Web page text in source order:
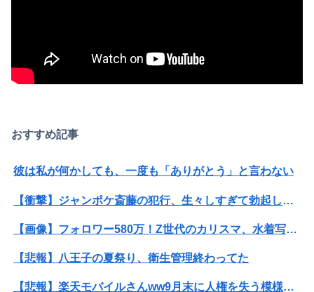
おすすめ記事
彼は私が何かしても、一度も「ありがとう」と言わない
【衝撃】ジャンポケ斎藤の犯行、生々しすぎて勃起してしまうレベルｗｗｗｗｗ
【画像】フォロワー580万！Z世代のカリスマ、水着写真集の発売決定wwwwwさくら、沖縄を舞台にカワイイが爆発！！！
【悲報】八王子の夏祭り、衛生管理終わってた
【悲報】楽天モバイルさんww9月末に人権を失う模様wwwww